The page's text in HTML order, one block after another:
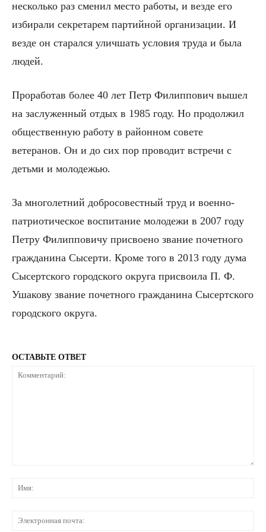
несколько раз сменил место работы, и везде его
избирали секретарем партийной организации. И
везде он старался уличшать условия труда и была
людей.
Проработав более 40 лет Петр Филиппович вышел
на заслуженный отдых в 1985 году. Но продолжил
общественную работу в районном совете
ветеранов. Он и до сих пор проводит встречи с
детьми и молодежью.
За многолетний добросовестный труд и военно-
патриотическое воспитание молодежи в 2007 году
Петру Филипповичу присвоено звание почетного
гражданина Сысерти. Кроме того в 2013 году дума
Сысертского городского округа присвоила П. Ф.
Ушакову звание почетного гражданина Сысертского
городского округа.
ОСТАВЬТЕ ОТВЕТ